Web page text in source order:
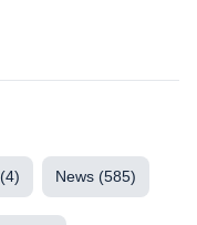
(4) News (585)